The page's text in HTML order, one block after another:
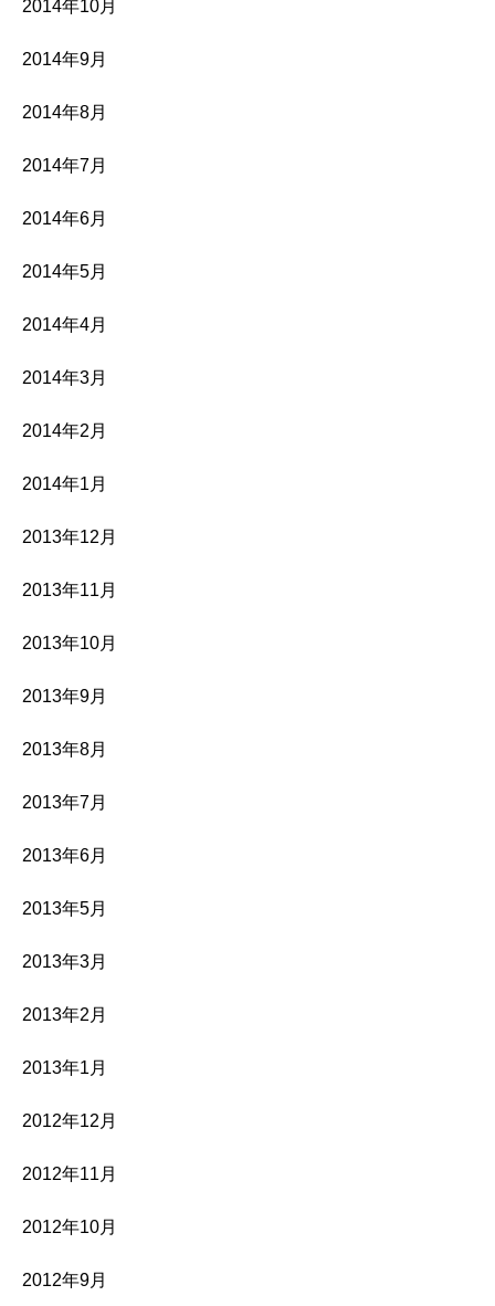
2014年10月
2014年9月
2014年8月
2014年7月
2014年6月
2014年5月
2014年4月
2014年3月
2014年2月
2014年1月
2013年12月
2013年11月
2013年10月
2013年9月
2013年8月
2013年7月
2013年6月
2013年5月
2013年3月
2013年2月
2013年1月
2012年12月
2012年11月
2012年10月
2012年9月